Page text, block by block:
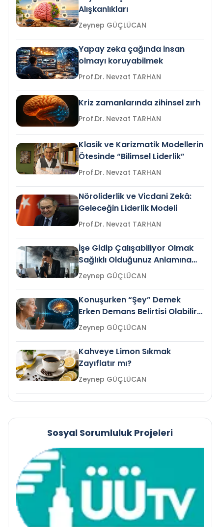
Alışkanlıkları
Zeynep GÜÇLÜCAN
Yapay zeka çağında insan
olmayı koruyabilmek
Prof.Dr. Nevzat TARHAN
Kriz zamanlarında zihinsel zırh
Prof.Dr. Nevzat TARHAN
Klasik ve Karizmatik Modellerin
Ötesinde “Bilimsel Liderlik”
Prof.Dr. Nevzat TARHAN
Nöroliderlik ve Vicdani Zekâ:
Geleceğin Liderlik Modeli
Prof.Dr. Nevzat TARHAN
İşe Gidip Çalışabiliyor Olmak
Sağlıklı Olduğunuz Anlamına
Gelir mi?Zeynep GÜÇLÜCAN
Konuşurken “Şey” Demek
Erken Demans Belirtisi Olabilir
mi?
Zeynep GÜÇLÜCAN
Kahveye Limon Sıkmak
Zayıflatır mı?
Zeynep GÜÇLÜCAN
Sosyal Sorumluluk Projeleri